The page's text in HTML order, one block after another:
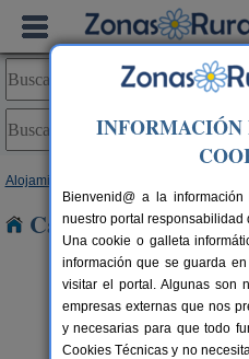
Alojamientos
Casas Rurales
INFORMACIÓN
Bienvenid@ a la
nuestro portal responsabilidad
Una cookie o galleta
información que se guarda
visitar el portal. Algunas son
empresas externas que nos
y necesarias para que todo
Cookies Técnicas y no